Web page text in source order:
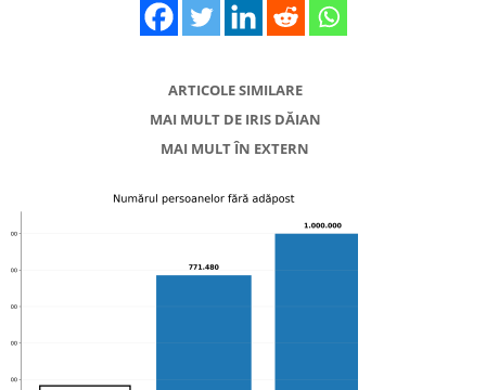
ARTICOLE SIMILARE
MAI MULT DE IRIS DĂIAN
MAI MULT ÎN EXTERN